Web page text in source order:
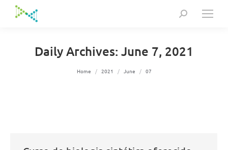
Search:
Daily Archives: June 7, 2021
You are here:
Home 2021 June 07